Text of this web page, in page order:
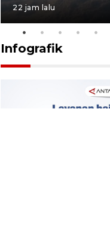
22 jam lalu
Infografik